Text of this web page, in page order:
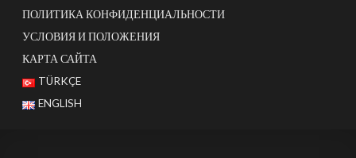
ПОЛИТИКА КОНФИДЕНЦИАЛЬНОСТИ
УСЛОВИЯ И ПОЛОЖЕНИЯ
КАРТА САЙТА
TÜRKÇE
ENGLISH